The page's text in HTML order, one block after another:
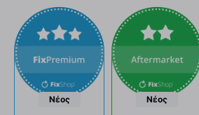
button
button
Νέος Νέος